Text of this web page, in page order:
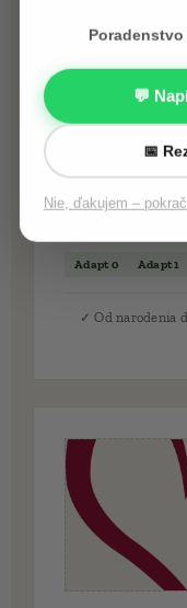
💬
📅
Nie, ďakujem –
Adapt 0 Adapt 1
✓ Od narodenia